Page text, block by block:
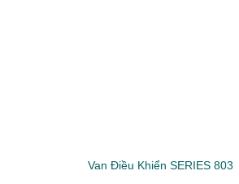
Van Điều Khiển SERIES 803